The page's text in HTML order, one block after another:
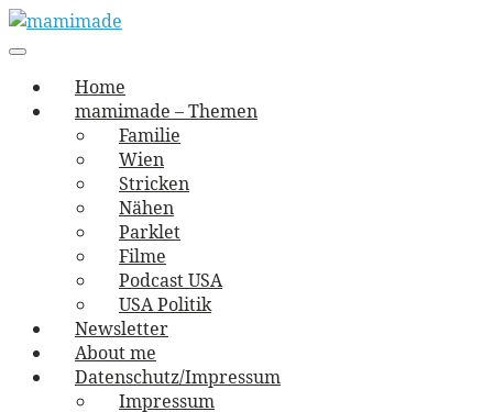
Skip
to
mamimade
vernäht und zugetextet
navigation
Menu
Home
mamimade – Themen
Familie
Wien
Stricken
Nähen
Parklet
Filme
Podcast USA
USA Politik
Newsletter
About me
Datenschutz/Impressum
Impressum